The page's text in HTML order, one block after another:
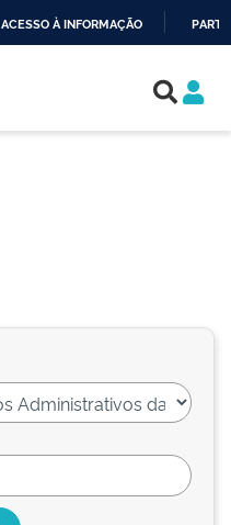
ACESSO À INFORMAÇÃO